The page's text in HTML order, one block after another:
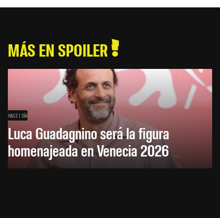
MÁS EN SPOILER
HACE 1 DÍA
Luca Guadagnino será la figura
homenajeada en Venecia 2026